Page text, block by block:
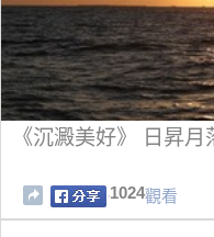
《沉澱美好》 日昇
1024觀看